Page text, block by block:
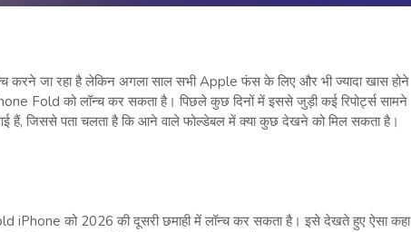
करने जा रहा है लेकिन अगला साल सभी Apple फंस के लिए और भी ज्यादा खास होने
Fold को लॉन्च कर सकता है। पिछले कुछ दिनों में इससे जुड़ी कई रिपोर्ट्स सामने
हैं, जिससे पता चलता है कि आने वाले फोल्डेबल में क्या कुछ देखने को मिल सकता है।
iPhone को 2026 की दूसरी छमाही में लॉन्च कर सकता है। इसे देखते हुए ऐसा कहा